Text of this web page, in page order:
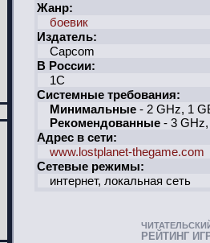
Жанр:
боевик
Издатель:
Capcom
В России:
1C
Системные требования:
Минимальные - 2 GHz, 1
Рекомендованные - 3
Адрес в сети:
www.lostplanet-thegame.com
Сетевые режимы:
интернет, локальная сеть
РЕЙТИНГ